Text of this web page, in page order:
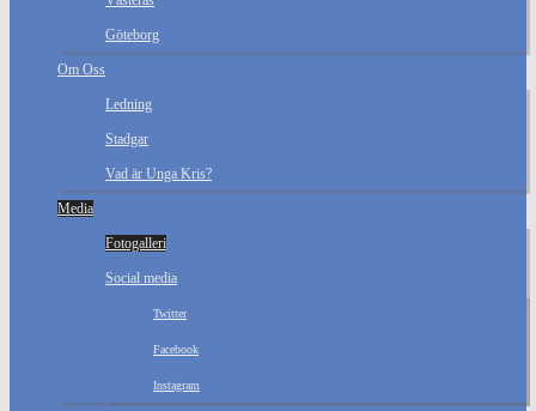
Göteborg
Om Oss
Ledning
Stadgar
Vad är Unga Kris?
Media
Fotogalleri
Social media
Twitter
Facebook
Instagram